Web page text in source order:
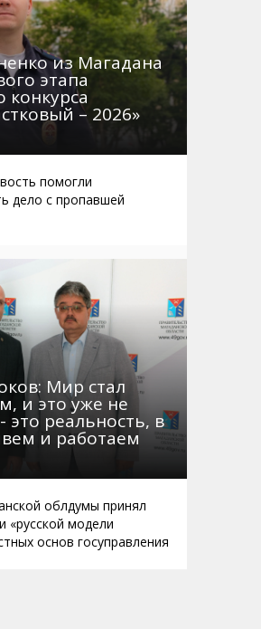
из Магадана
этапа
конкурса
– 2026»
помогли
дело с пропавшей
Мир стал
и это уже не
это реальность, в
и работаем
облдумы принял
«русской модели
основ госуправления